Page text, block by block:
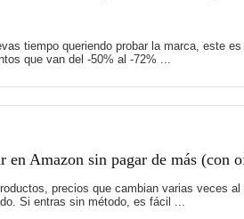
tiempo queriendo probar la marca, este
que van del -50% al -72% ...
en Amazon sin pagar de más (con
precios que cambian varias veces
Si entras sin método, es fácil ...